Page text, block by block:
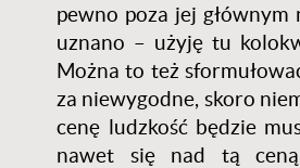
pewno poza jej
uznano – użyję tu
Można to też
za niewygodne, skoro
cenę ludzkość będzie
nawet się nad tą